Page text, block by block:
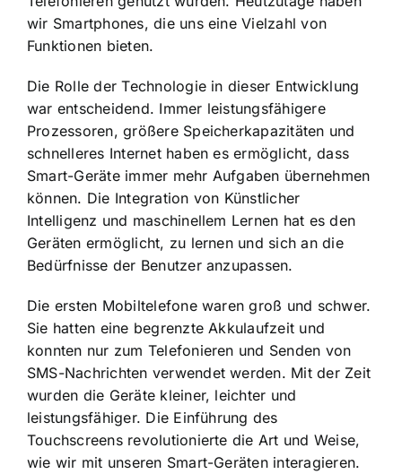
wir Smartphones, die uns eine Vielzahl von
Funktionen bieten.
Die Rolle der Technologie in dieser Entwicklung
war entscheidend. Immer leistungsfähigere
Prozessoren, größere Speicherkapazitäten und
schnelleres Internet haben es ermöglicht, dass
Smart-Geräte immer mehr Aufgaben übernehmen
können. Die Integration von Künstlicher
Intelligenz und maschinellem Lernen hat es den
Geräten ermöglicht, zu lernen und sich an die
Bedürfnisse der Benutzer anzupassen.
Die ersten Mobiltelefone waren groß und schwer.
Sie hatten eine begrenzte Akkulaufzeit und
konnten nur zum Telefonieren und Senden von
SMS-Nachrichten verwendet werden. Mit der Zeit
wurden die Geräte kleiner, leichter und
leistungsfähiger. Die Einführung des
Touchscreens revolutionierte die Art und Weise,
wie wir mit unseren Smart-Geräten interagieren.